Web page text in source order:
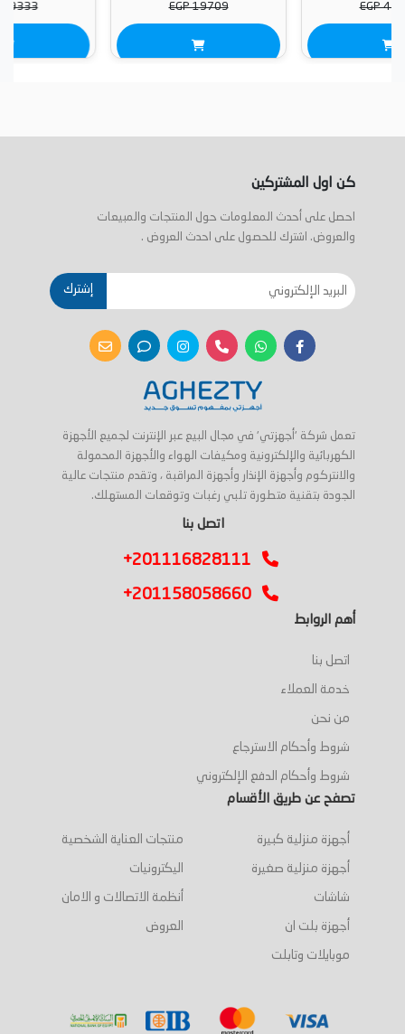
كن اول المشتركين
احصل على أحدث المعلومات حول المنتجات والمبيعات
والعروض. اشترك للحصول على احدث العروض .
إشترك
تعمل شركة 'أجهزتي' في مجال البيع عبر الإنترنت لجميع الأجهزة
الكهربائية والإلكترونية ومكيفات الهواء والأجهزة المحمولة
والانتركوم وأجهزة الإنذار وأجهزة المراقبة ، وتقدم منتجات عالية
الجودة بتقنية متطورة تلبي رغبات وتوقعات المستهلك.
اتصل بنا
+201116828111
+201158058660
أهم الروابط
اتصل بنا
خدمة العملاء
من نحن
شروط وأحكام الاسترجاع
شروط وأحكام الدفع الإلكتروني
تصفح عن طريق الأقسام
أجهزة منزلية كبيرة
أجهزة منزلية صغيرة
شاشات
أجهزة بلت ان
موبايلات وتابلت
منتجات العناية الشخصية
اليكترونيات
أنظمة الاتصالات و الامان
العروض